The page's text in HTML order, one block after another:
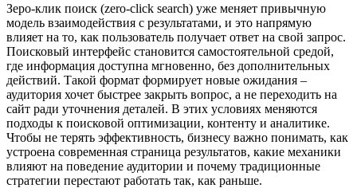
Зеро-клик поиск (zero-click search) уже меняет привычную
модель взаимодействия с результатами, и это напрямую
влияет на то, как пользователь получает ответ на свой запрос.
Поисковый интерфейс становится самостоятельной средой,
где информация доступна мгновенно, без дополнительных
действий. Такой формат формирует новые ожидания –
аудитория хочет быстрее закрыть вопрос, а не переходить на
сайт ради уточнения деталей. В этих условиях меняются
подходы к поисковой оптимизации, контенту и аналитике.
Чтобы не терять эффективность, бизнесу важно понимать, как
устроена современная страница результатов, какие механики
влияют на поведение аудитории и почему традиционные
стратегии перестают работать так, как раньше.